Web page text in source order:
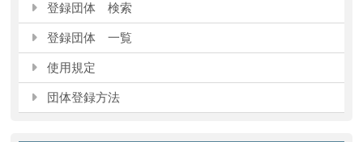
登録団体 検索
登録団体 一覧
使用規定
団体登録方法